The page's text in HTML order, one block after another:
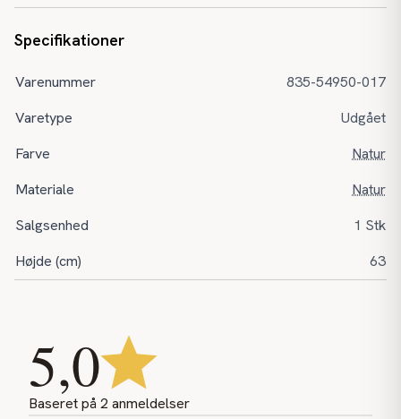
Specifikationer
Varenummer
835-54950-017
Varetype
Udgået
Farve
Natur
Materiale
Natur
Salgsenhed
1 Stk
Højde (cm)
63
5,0
Baseret på 2 anmeldelser